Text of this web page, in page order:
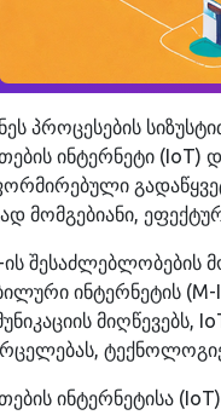
პროცესების
ინტერნეტი
მომგებიანი,
ის შესაძლებლობების
ინტერნეტის (M-
ინტერნეტისა